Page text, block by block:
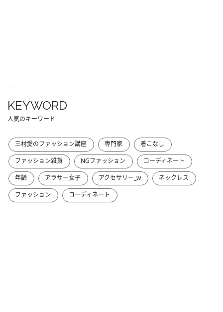
KEYWORD
人気のキーワード
三村愛のファッション講座 専門家
着こなし
ファッション雑貨
NGファッション
コーディネート
年齢
アラサー女子 アクセサリー_w
ネックレス
ファッション
コーディネート